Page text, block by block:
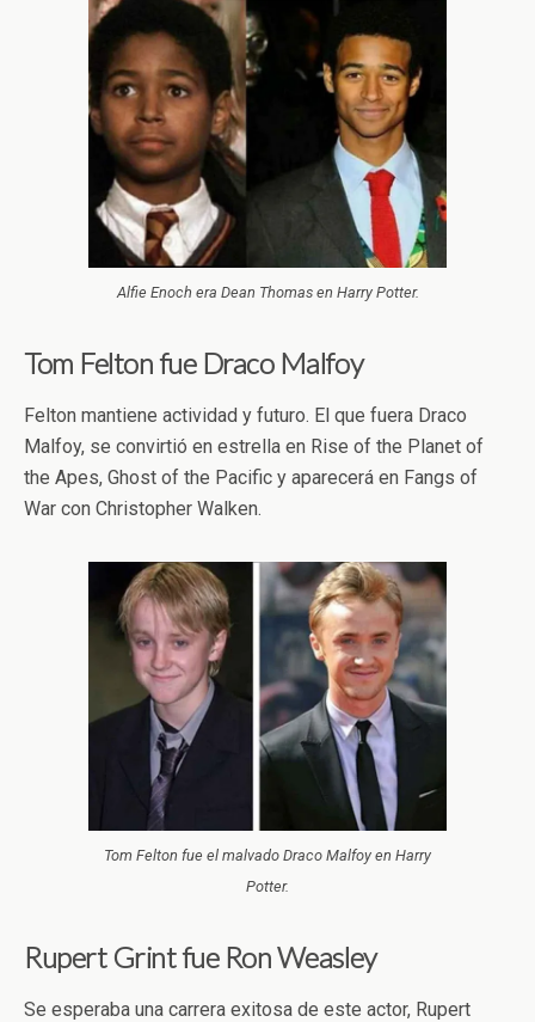
Alfie Enoch era Dean Thomas en Harry Potter.
Tom Felton fue Draco Malfoy
Felton mantiene actividad y futuro. El que fuera Draco
Malfoy, se convirtió en estrella en Rise of the Planet of
the Apes, Ghost of the Pacific y aparecerá en Fangs of
War con Christopher Walken.
Tom Felton fue el malvado Draco Malfoy en Harry
Potter.
Rupert Grint fue Ron Weasley
Se esperaba una carrera exitosa de este actor, Rupert